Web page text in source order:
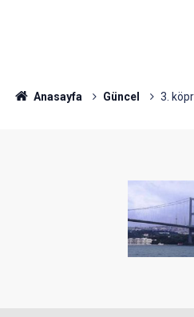
Anasayfa Güncel 3.